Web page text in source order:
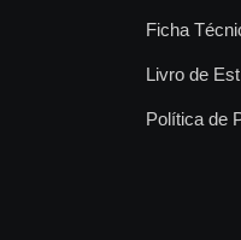
Ficha
Livro de
Política de